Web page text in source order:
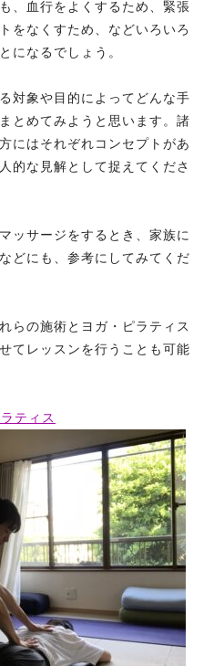
、血行をよくするため、緊張
をなくすため、などいろいろ
になるでしょう。
対象や目的によってどんな手
とめてみようと思います。諸
にはそれぞれコンセプトがあ
的な見解として捉えてくださ
ッサージをするとき、家族に
どにも、参考にしてみてくだ
らの施術とヨガ・ピラティス
てレッスンを行うことも可能
ティス